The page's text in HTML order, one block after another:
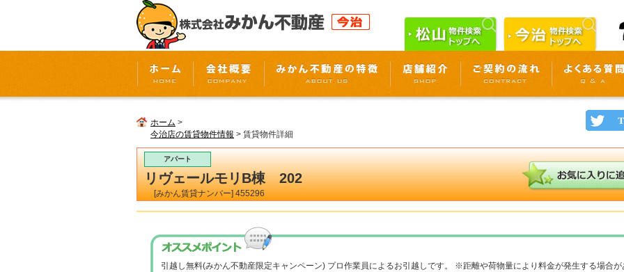
ホーム >
今治店の賃貸物件情報 > 賃貸物件詳細
アパート
リヴェールモリB棟 202
[みかん賃貸ナンバー] 455296
引越し無料(みかん不動産限定キャンペーン) プロ作業員によるお引越しです。 ※距離や荷物量により料金が発生する場合